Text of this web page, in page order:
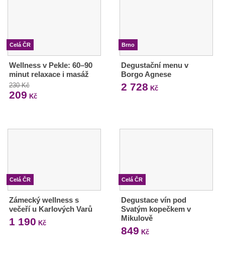
Celá ČR
Wellness v Pekle: 60–90
minut relaxace i masáž
230 Kč
209 Kč
Brno
Degustační menu v
Borgo Agnese
2 728 Kč
Celá ČR
Zámecký wellness s
večeří u Karlových Varů
1 190 Kč
Celá ČR
Degustace vín pod
Svatým kopečkem v
Mikulově
849 Kč